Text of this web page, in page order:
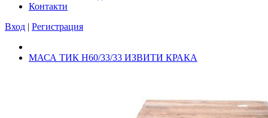
Контакти
Вход | Регистрация
МАСА ТИК Н60/33/33 ИЗВИТИ КРАКА